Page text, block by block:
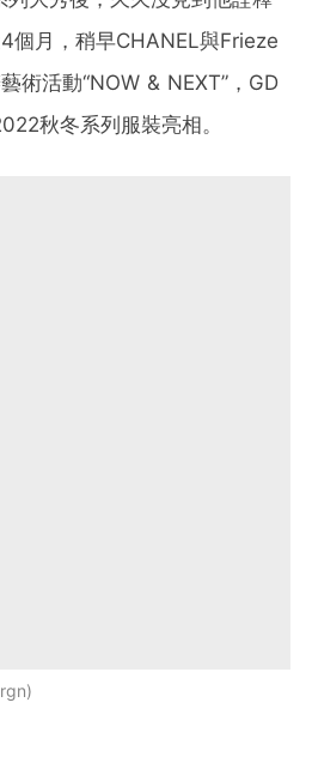
個月，稍早CHANEL與Frieze
術活動“NOW & NEXT”，GD
秋冬系列服裝亮相。